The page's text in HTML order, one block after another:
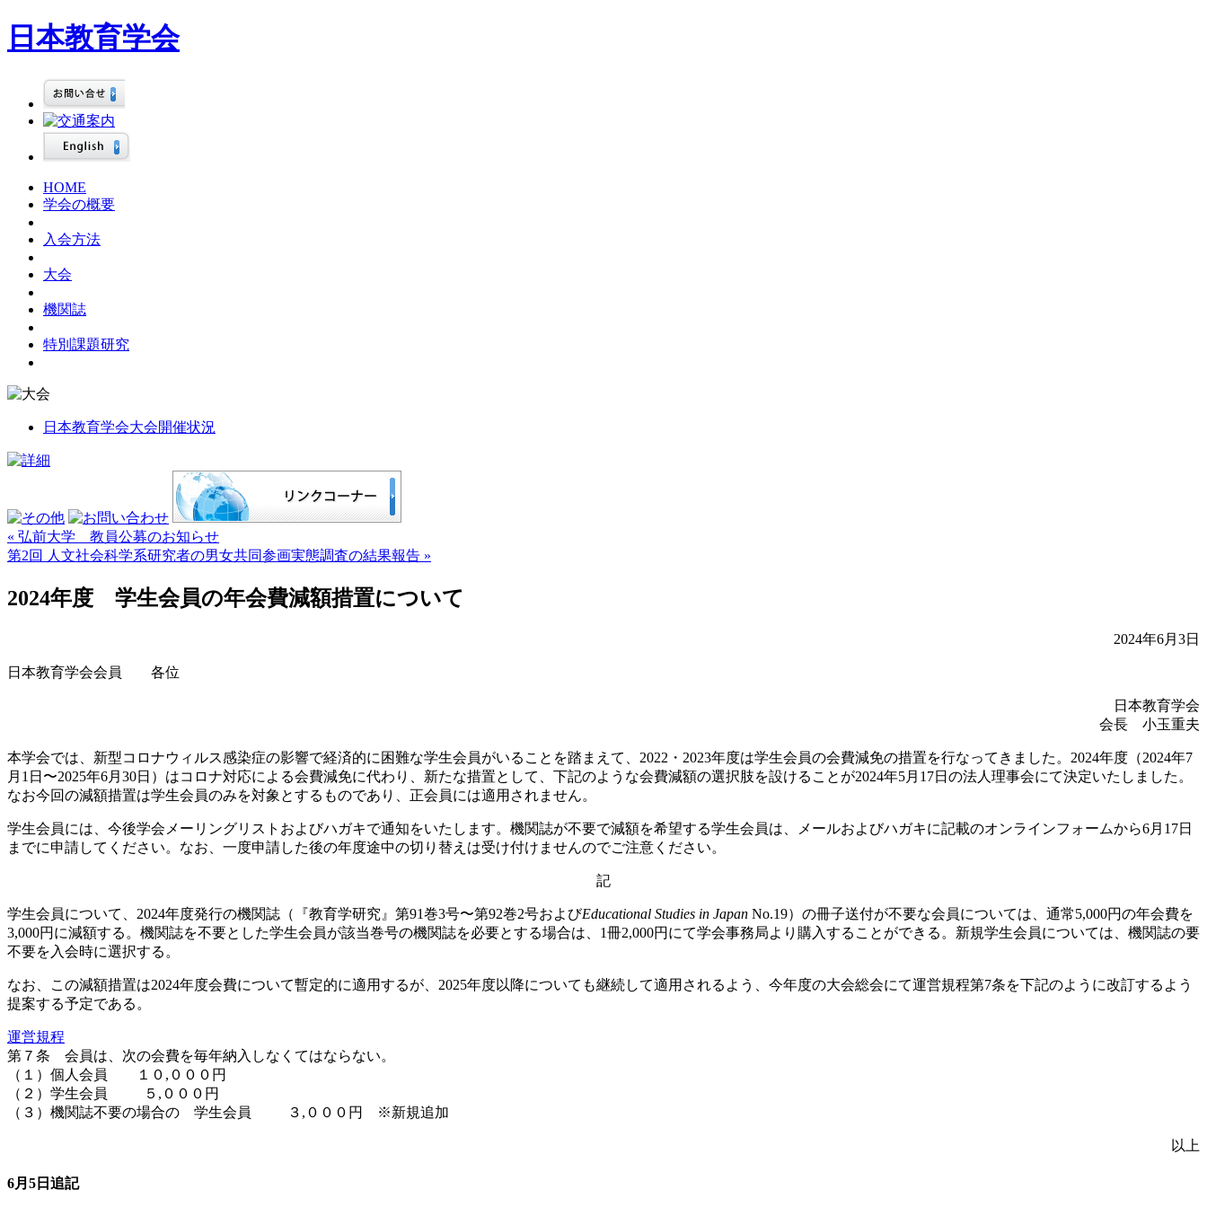
日本教育学会
HOME
学会の概要
入会方法
大会
機関誌
特別課題研究
日本教育学会大会開催状況
« 弘前大学 教員公募のお知らせ
第2回 ⼈⽂社会科学系研究者の男⼥共同参画実態調査の結果報告 »
2024年度 学生会員の年会費減額措置について
2024年6月3日
日本教育学会会員 各位
日本教育学会
会長 小玉重夫
本学会では、新型コロナウィルス感染症の影響で経済的に困難な学生会員がいることを踏まえて、2022・2023年度は学生会員の会費減免の措置を行なってきました。2024年度（2024年7
月1日〜2025年6月30日）はコロナ対応による会費減免に代わり、新たな措置として、下記のような会費減額の選択肢を設けることが2024年5月17日の法人理事会にて決定いたしました。
なお今回の減額措置は学生会員のみを対象とするものであり、正会員には適用されません。
学生会員には、今後学会メーリングリストおよびハガキで通知をいたします。機関誌が不要で減額を希望する学生会員は、メールおよびハガキに記載のオンラインフォームから6月17日
までに申請してください。なお、一度申請した後の年度途中の切り替えは受け付けませんのでご注意ください。
記
学生会員について、2024年度発行の機関誌（『教育学研究』第91巻3号〜第92巻2号およびEducational Studies in Japan No.19）の冊子送付が不要な会員については、通常5,000円の年会費を
3,000円に減額する。機関誌を不要とした学生会員が該当巻号の機関誌を必要とする場合は、1冊2,000円にて学会事務局より購入することができる。新規学生会員については、機関誌の要
不要を入会時に選択する。
なお、この減額措置は2024年度会費について暫定的に適用するが、2025年度以降についても継続して適用されるよう、今年度の大会総会にて運営規程第7条を下記のように改訂するよう
提案する予定である。
運営規程
第７条 会員は、次の会費を毎年納入しなくてはならない。
（１）個人会員 １０,０００円
（２）学生会員 ５,０００円
（３）機関誌不要の場合の 学生会員 ３,０００円 ※新規追加
以上
6月5日追記